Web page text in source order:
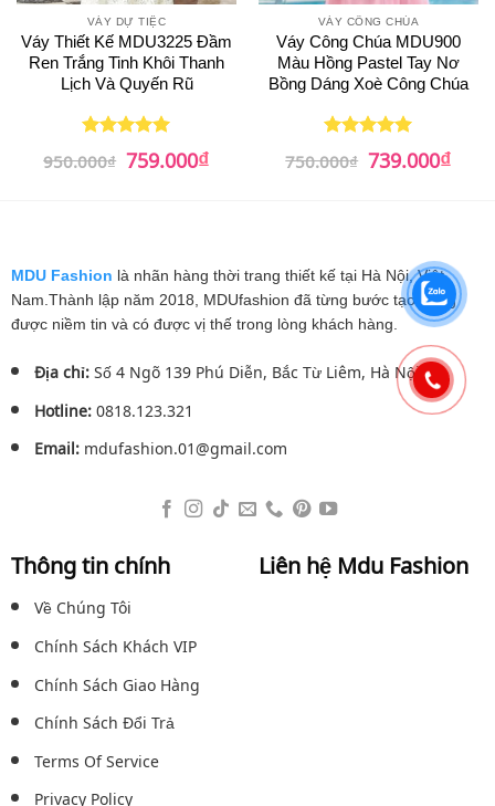
VÁY DỰ TIỆC
Váy Thiết Kế MDU3225 Đầm
Ren Trắng Tinh Khôi Thanh
Lịch Và Quyến Rũ
Được xếp
hạng
55
950.000₫ Giá
gốc
759.000₫Giá
hiện
VÁY CÔNG CHÚA
Váy Công Chúa MDU900
Màu Hồng Pastel Tay Nơ
Bồng Dáng Xoè Công Chúa
Được xếp
hạng
55
750.000₫ Giá
gốc
739.000₫Giá
hiện
MDU Fashion là nhãn hàng thời trang thiết kế tại Hà Nội, Việt
Nam.Thành lập năm 2018, MDUfashion đã từng bước tạo dựng
được niềm tin và có được vị thế trong lòng khách hàng.
Địa chỉ:Số 4 Ngõ 139 Phú Diễn, Bắc Từ Liêm, Hà Nội.
Hotline:0818.123.321
Email:mdufashion.01@gmail.com
Thông tin chính
Về Chúng Tôi
Chính Sách Khách VIP
Chính Sách Giao Hàng
Chính Sách Đổi Trả
Terms Of Service
Privacy Policy
Liên hệ Mdu Fashion